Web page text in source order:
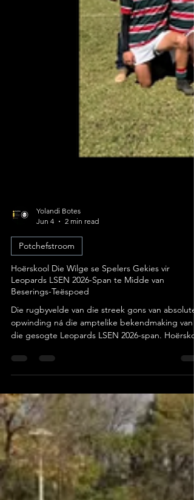
Yolandi Botes
Jun 4
2 min read
Potchefstroom
Hoërskool Die Wilge se Spelers Gekies vir
Leopards LSEN 2026-Span te Midde van
Beserings-Teëspoed
Die rugbyvelde van die streek gons van absolute
die gesogte Leopards LSEN 2026-span.
Die Wilge in Potchefstroom het weereens sy
deeglik bewys deur ’n groot groep elite-spelers
na die provinsiale groep deur te stoot. Hierdie
nasionale platform is waar die land se top-talent
hulself teen die beste provinsiale spanne meet,
Die Wilge se manne is slaggereed om die gro